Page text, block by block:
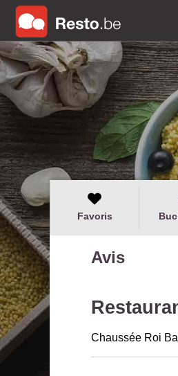
Favoris
Avis
Chaussée Roi